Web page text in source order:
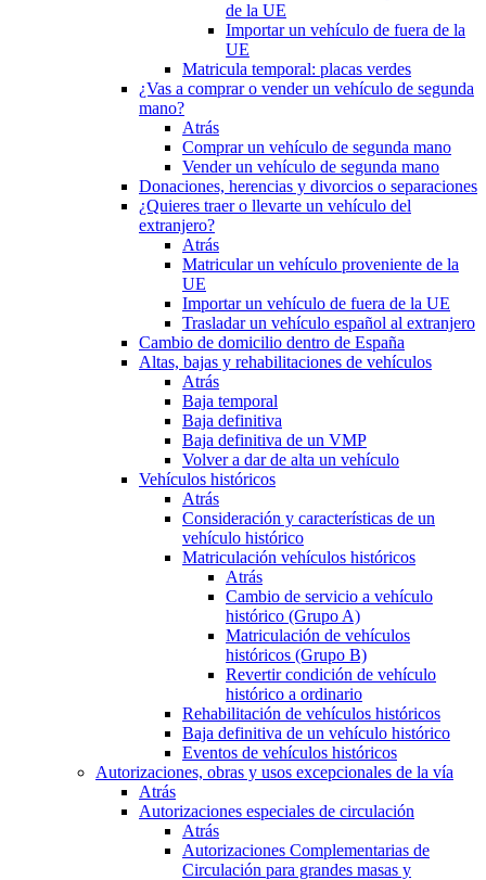
de la UE
Importar un vehículo de fuera de la
UE
Matricula temporal: placas verdes
¿Vas a comprar o vender un vehículo de segunda
mano?
Atrás
Comprar un vehículo de segunda mano
Vender un vehículo de segunda mano
Donaciones, herencias y divorcios o separaciones
¿Quieres traer o llevarte un vehículo del
extranjero?
Atrás
Matricular un vehículo proveniente de la
UE
Importar un vehículo de fuera de la UE
Trasladar un vehículo español al extranjero
Cambio de domicilio dentro de España
Altas, bajas y rehabilitaciones de vehículos
Atrás
Baja temporal
Baja definitiva
Baja definitiva de un VMP
Volver a dar de alta un vehículo
Vehículos históricos
Atrás
Consideración y características de un
vehículo histórico
Matriculación vehículos históricos
Atrás
Cambio de servicio a vehículo
histórico (Grupo A)
Matriculación de vehículos
históricos (Grupo B)
Revertir condición de vehículo
histórico a ordinario
Rehabilitación de vehículos históricos
Baja definitiva de un vehículo histórico
Eventos de vehículos históricos
Autorizaciones, obras y usos excepcionales de la vía
Atrás
Autorizaciones especiales de circulación
Atrás
Autorizaciones Complementarias de
Circulación para grandes masas y